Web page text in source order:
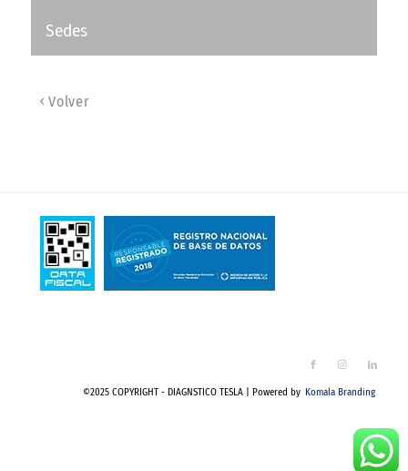
Sedes
Volver
©2025 COPYRIGHT - DIAGNSTICO TESLA | Powered by Komala Branding